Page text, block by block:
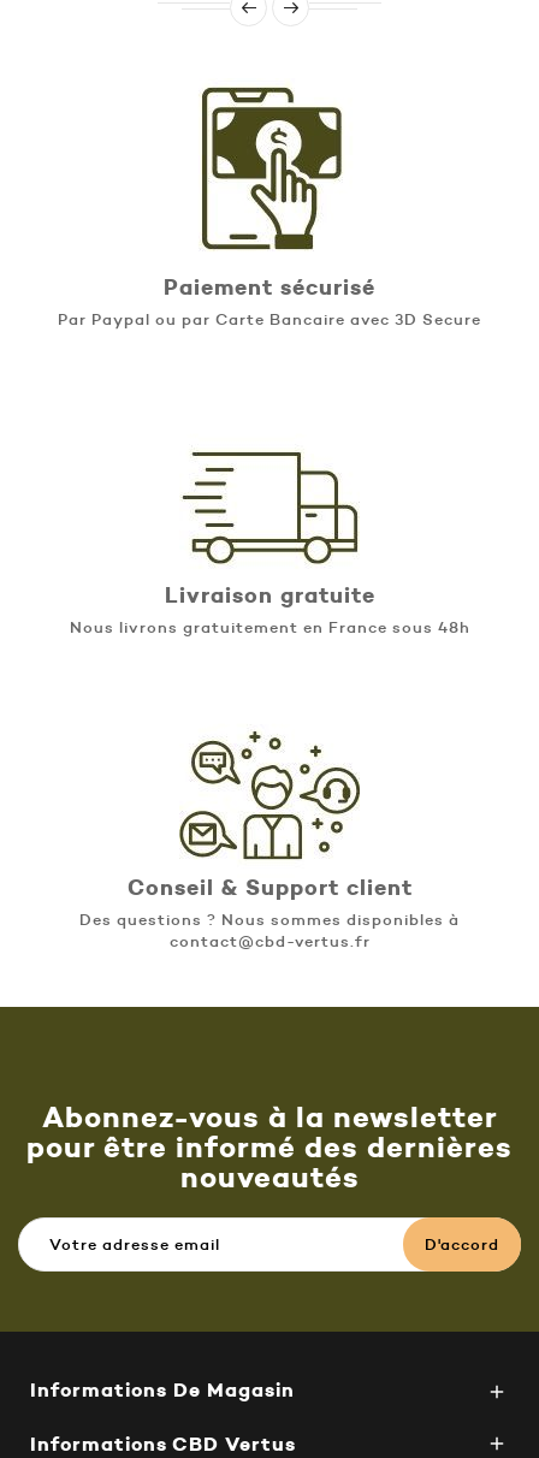
Paiement sécurisé
Par Paypal ou par Carte Bancaire avec 3D Secure
Livraison gratuite
Nous livrons gratuitement en France sous 48h
Conseil & Support client
Des questions ? Nous sommes disponibles à
contact@cbd-vertus.fr
Abonnez-vous à la newsletter
pour être informé des dernières
nouveautés
Informations De Magasin 
Informations CBD Vertus 